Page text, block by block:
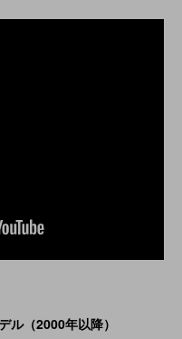
（2000年以降）